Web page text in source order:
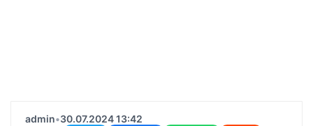
admin•30.07.2024 13:42